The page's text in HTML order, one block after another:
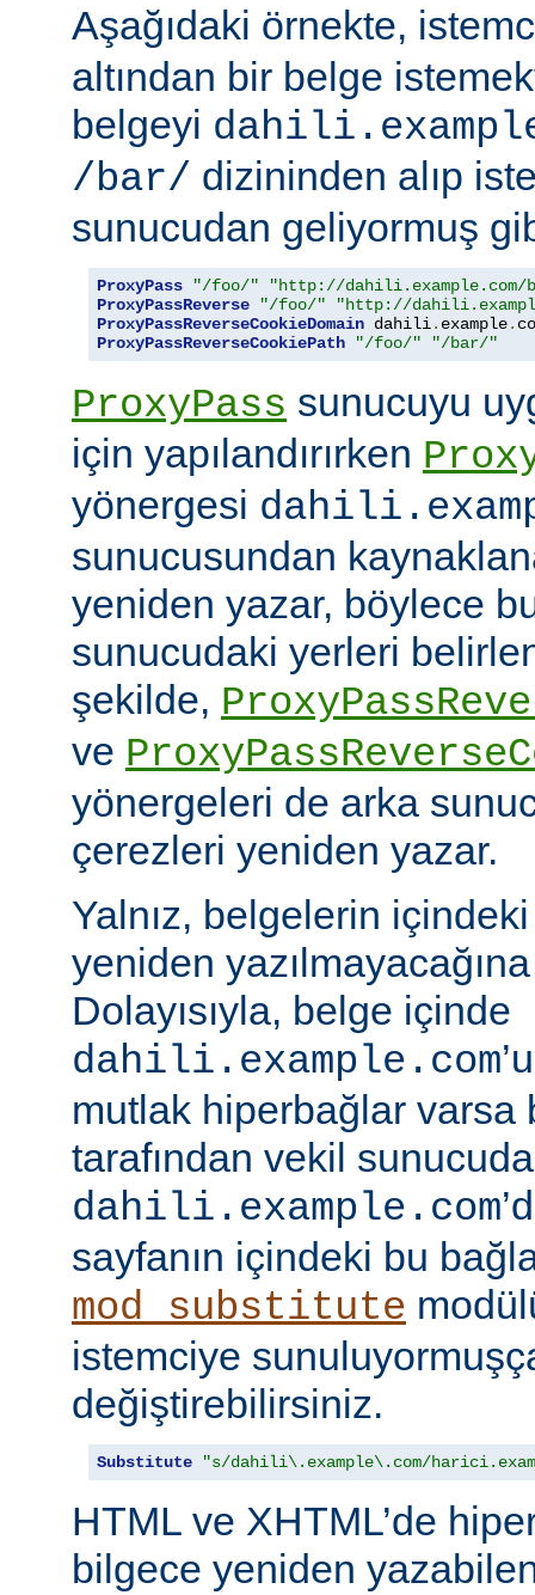
Aşağıdaki örnekte,
altından bir belge
belgeyi
/bar/ dizininden alıp
sunucudan geliyormuş
ProxyPass "/foo/"
"http://dahili.example.com/
ProxyPassReverse
"/foo/"
"http://
ProxyPassReverseCookieDomain dahili. example.
ProxyPassReverseCookiePath
"/foo/" "/bar/"
ProxyPass sunucuyu
için yapılandırırken
yönergesi
sunucusundan
yeniden yazar, böylece
sunucudaki yerleri
şekilde,
ve
yönergeleri de arka
çerezleri yeniden yazar.
Yalnız, belgelerin
yeniden
Dolayısıyla, belge içinde
dahili.example.com
mutlak hiperbağlar varsa
tarafından vekil
dahili.example.com
sayfanın içindeki bu
mod_substitute
istemciye
değiştirebilirsiniz.
Substitute "s/dahili\.example\.com/
HTML ve XHTML’de
bilgece yeniden